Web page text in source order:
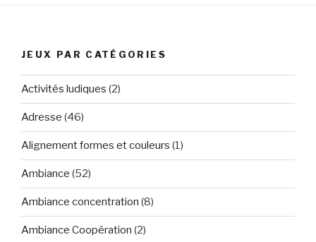
JEUX PAR CATÉGORIES
Activités ludiques (2)
Adresse (46)
Alignement formes et couleurs (1)
Ambiance (52)
Ambiance concentration (8)
Ambiance Coopération (2)